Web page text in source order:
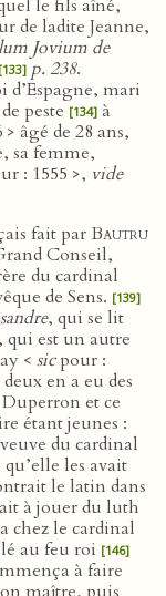
le fils aîné,
de ladite Jeanne,
Jovium de
[133] p. 238.
mari
peste [134] à
âgé de 28 ans,
sa femme,
: 1555 >, vide
fait parBautru
Conseil,
du cardinal
de Sens. [139]
, qui se lit
qui est un autre
< sicpour :
en a eu des
et ce
étant jeunes :
du cardinal
les avait
le latin dans
à jouer du luth
chez le cardinal
au feu roi [146]
à faire